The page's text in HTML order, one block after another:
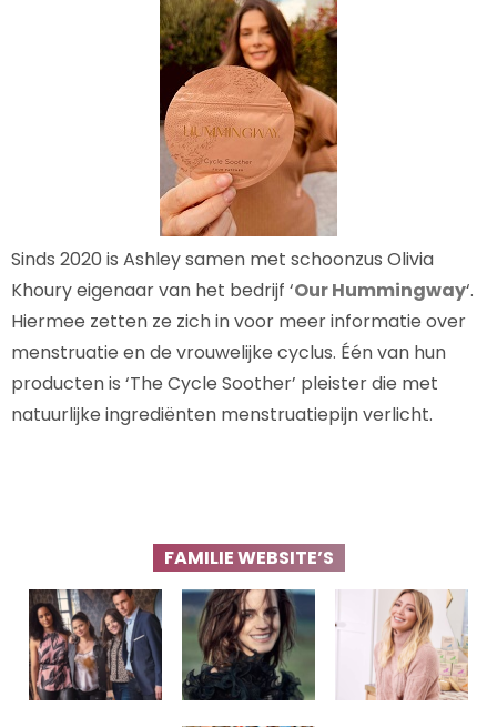
Sinds 2020 is Ashley samen met schoonzus Olivia
Khoury eigenaar van het bedrijf ‘Our Hummingway‘.
Hiermee zetten ze zich in voor meer informatie over
menstruatie en de vrouwelijke cyclus. Één van hun
producten is ‘The Cycle Soother’ pleister die met
natuurlijke ingrediënten menstruatiepijn verlicht.
FAMILIE WEBSITE’S